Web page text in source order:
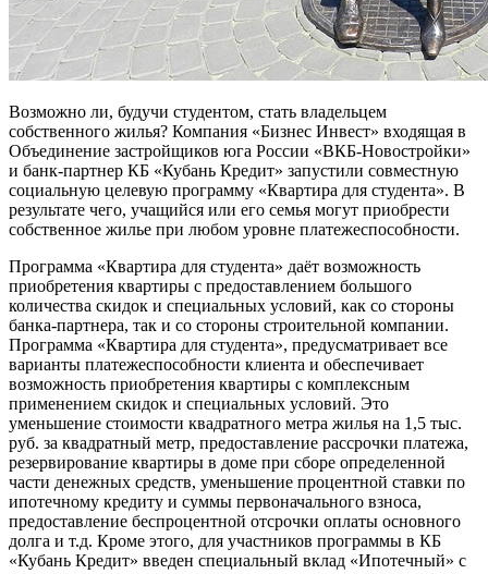
Возможно ли, будучи студентом, стать владельцем
собственного жилья? Компания «Бизнес Инвест» входящая в
Объединение застройщиков юга России «ВКБ-Новостройки»
и банк-партнер КБ «Кубань Кредит» запустили совместную
социальную целевую программу «Квартира для студента». В
результате чего, учащийся или его семья могут приобрести
собственное жилье при любом уровне платежеспособности.
Программа «Квартира для студента» даёт возможность
приобретения квартиры с предоставлением большого
количества скидок и специальных условий, как со стороны
банка-партнера, так и со стороны строительной компании.
Программа «Квартира для студента», предусматривает все
варианты платежеспособности клиента и обеспечивает
возможность приобретения квартиры с комплексным
применением скидок и специальных условий. Это
уменьшение стоимости квадратного метра жилья на 1,5 тыс.
руб. за квадратный метр, предоставление рассрочки платежа,
резервирование квартиры в доме при сборе определенной
части денежных средств, уменьшение процентной ставки по
ипотечному кредиту и суммы первоначального взноса,
предоставление беспроцентной отсрочки оплаты основного
долга и т.д. Кроме этого, для участников программы в КБ
«Кубань Кредит» введен специальный вклад «Ипотечный» с